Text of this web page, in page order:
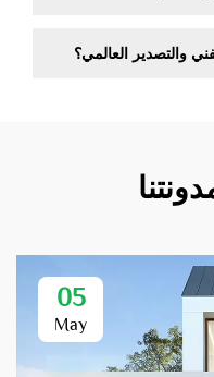
والتصدير العالمي؟
05
May